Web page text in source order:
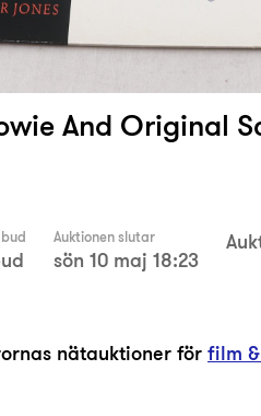
And Original
Auktionen slutar
sön 10 maj 18:23
nätauktioner förfilm